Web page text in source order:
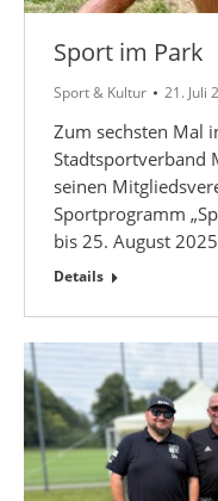
Sport im Park
Sport & Kultur 21. Juli
Zum sechsten Mal
Stadtsportverband
seinen
Sportprogramm
bis 25. August
Details